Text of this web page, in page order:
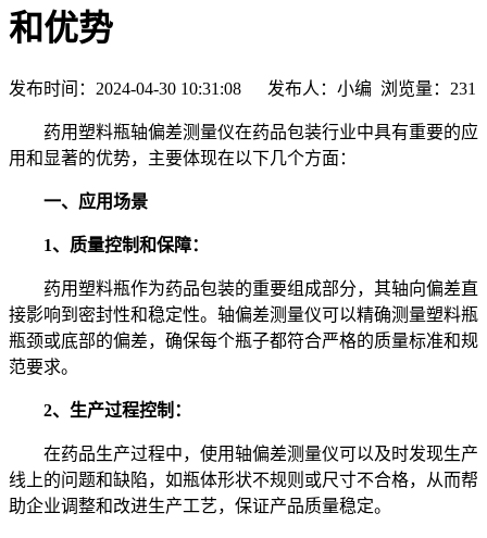
和优势
发布时间：2024-04-30 10:31:08 发布人：小编 浏览量： 231
药用塑料瓶轴偏差测量仪在药品包装行业中具有重要的应
用和显著的优势，主要体现在以下几个方面：
一、应用场景
1、质量控制和保障：
药用塑料瓶作为药品包装的重要组成部分，其轴向偏差直
接影响到密封性和稳定性。轴偏差测量仪可以精确测量塑料瓶
瓶颈或底部的偏差，确保每个瓶子都符合严格的质量标准和规
范要求。
2、生产过程控制：
在药品生产过程中，使用轴偏差测量仪可以及时发现生产
线上的问题和缺陷，如瓶体形状不规则或尺寸不合格，从而帮
助企业调整和改进生产工艺，保证产品质量稳定。